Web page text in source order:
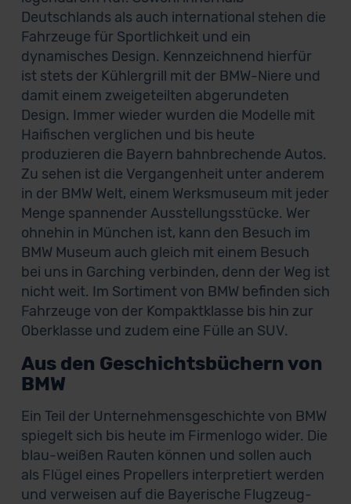
Deutschlands als auch international stehen die
Fahrzeuge für Sportlichkeit und ein
dynamisches Design. Kennzeichnend hierfür
ist stets der Kühlergrill mit der BMW-Niere und
damit einem zweigeteilten abgerundeten
Design. Immer wieder wurden die Modelle mit
Haifischen verglichen und bis heute
produzieren die Bayern bahnbrechende Autos.
Zu sehen ist die Vergangenheit unter anderem
in der BMW Welt, einem Werksmuseum mit jeder
Menge spannender Ausstellungsstücke. Wer
ohnehin in München ist, kann den Besuch im
BMW Museum auch gleich mit einem Besuch
bei uns in Garching verbinden, denn der Weg ist
nicht weit. Im Sortiment von BMW befinden sich
Fahrzeuge von der Kompaktklasse bis hin zur
Oberklasse und zudem eine Fülle an SUV.
Aus den Geschichtsbüchern von
BMW
Ein Teil der Unternehmensgeschichte von BMW
spiegelt sich bis heute im Firmenlogo wider. Die
blau-weißen Rauten können und sollen auch
als Flügel eines Propellers interpretiert werden
und verweisen auf die Bayerische Flugzeug-